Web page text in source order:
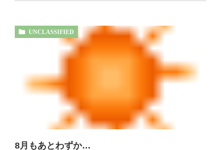
UNCLASSIFIED
8月もあとわずか…